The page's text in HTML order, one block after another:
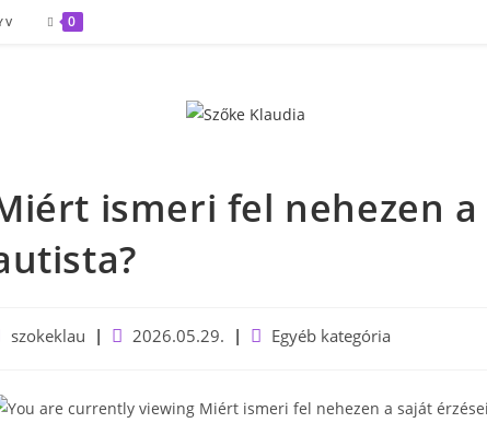
0
ismeri fel nehezen
szokeklau
Post2026.05.29.
PostEgyéb kategória